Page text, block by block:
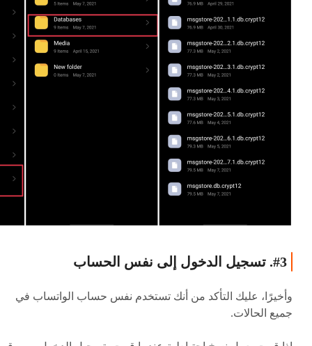
#3. تسجيل الدخول إلى نفس الحساب
وأخيرًا، عليك التأكد من أنك تستخدم نفس حساب الواتساب في
جميع الحالات.